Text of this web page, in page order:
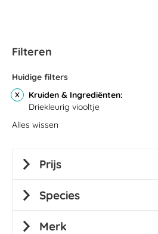
Filteren
Huidige filters
Kruiden & Ingrediënten
Driekleurig viooltje
Alles wissen
Prijs
Species
Merk